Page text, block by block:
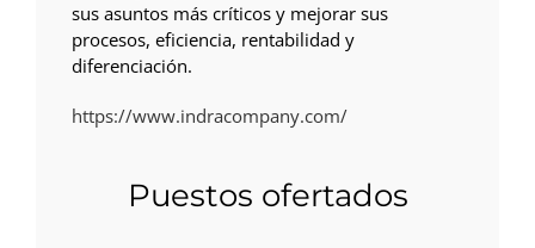
sus asuntos más críticos y mejorar sus
procesos, eficiencia, rentabilidad y
diferenciación.
https://www.indracompany.com/
Puestos ofertados